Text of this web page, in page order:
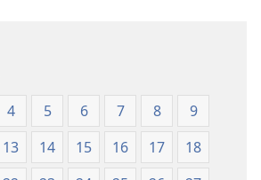
4 5 6 7 8
9
13 14 15 16 17
18